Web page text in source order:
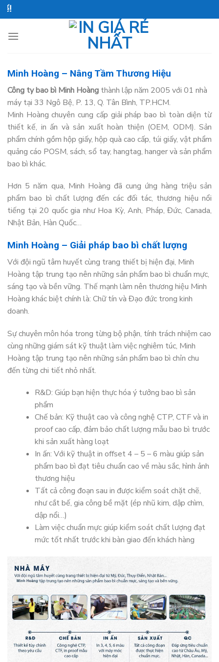
Skip
to
Minh Hoàng – Nâng Tầm Thương Hiệu
Công ty bao bì Minh Hoàng thành lập năm 2005 với 01 nhà
máy tại 33 Ngô Bệ, P. 13, Q. Tân Bình, TP.HCM.
Minh Hoàng chuyên cung cấp giải pháp bao bì toàn diện từ
thiết kế, in ấn và sản xuất hoàn thiện (OEM, ODM). Sản
phẩm chính gồm hộp giấy, hộp quà cao cấp, túi giấy, vật phẩm
quảng cáo POSM, sách, sổ tay, hangtag, hanger và sản phẩm
bao bì khác.
Hơn 5 năm qua, Minh Hoàng đã cung ứng hàng triệu sản
phẩm bao bì chất lượng đến các đối tác, thương hiệu nổi
tiếng tại 20 quốc gia như Hoa Kỳ, Anh, Pháp, Đức, Canada,
Nhật Bản, Hàn Quốc…
Minh Hoàng – Giải pháp bao bì chất lượng
Với đội ngũ tâm huyết cùng trang thiết bị hiện đại, Minh
Hoàng tập trung tạo nên những sản phẩm bao bì chuẩn mực,
sáng tạo và bền vững. Thế mạnh làm nên thương hiệu Minh
Hoàng khác biệt chính là: Chữ tín và Đạo đức trong kinh
doanh.
Sự chuyên môn hóa trong từng bộ phận, tính trách nhiệm cao
cùng những giám sát kỹ thuật làm việc nghiêm túc, Minh
Hoàng tập trung tạo nên những sản phẩm bao bì chỉn chu
đến từng chi tiết nhỏ nhất.
R&D: Giúp bạn hiện thực hóa ý tưởng bao bì sản
phẩm
Chế bản: Kỹ thuật cao và công nghệ CTP, CTF và in
proof cao cấp, đảm bảo chất lượng mẫu bao bì trước
khi sản xuất hàng loạt
In ấn: Với kỹ thuật in offset 4 – 5 – 6 màu giúp sản
phẩm bao bì đạt tiêu chuẩn cao về màu sắc, hình ảnh
thương hiệu
Tất cả công đoạn sau in được kiểm soát chặt chẽ,
như cắt bế, gia công bề mặt (ép nhũ kim, dập chìm,
dập nổi…)
Làm việc chuẩn mực giúp kiểm soát chất lượng đạt
mức tốt nhất trước khi bàn giao đến khách hàng